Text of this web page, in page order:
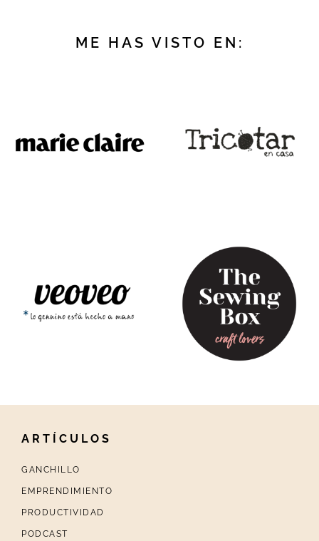
ME HAS VISTO EN:
ARTÍCULOS
GANCHILLO
EMPRENDIMIENTO
PRODUCTIVIDAD
PODCAST